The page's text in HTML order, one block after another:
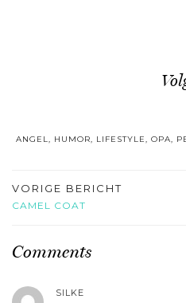
ANGEL, HUMOR, LIFESTYLE, OPA,
VORIGE BERICHT
CAMEL COAT
Comments
SILKE